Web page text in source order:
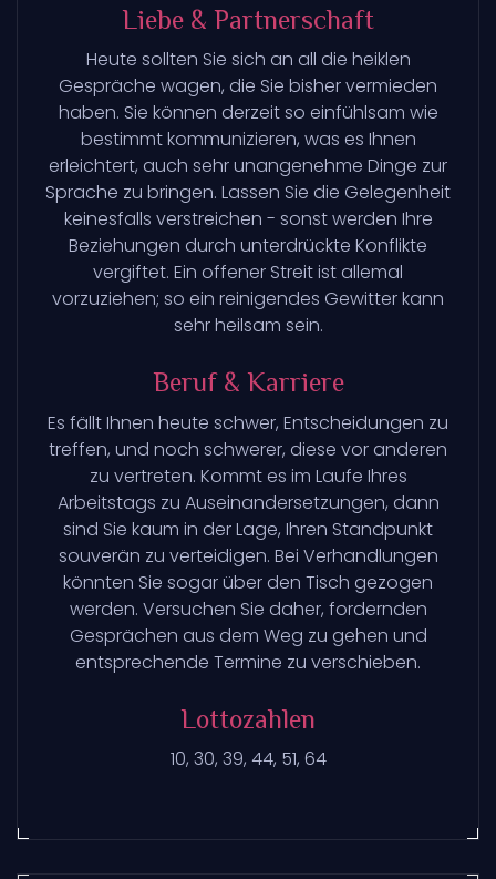
Liebe & Partnerschaft
Heute sollten Sie sich an all die heiklen
Gespräche wagen, die Sie bisher vermieden
haben. Sie können derzeit so einfühlsam wie
bestimmt kommunizieren, was es Ihnen
erleichtert, auch sehr unangenehme Dinge zur
Sprache zu bringen. Lassen Sie die Gelegenheit
keinesfalls verstreichen - sonst werden Ihre
Beziehungen durch unterdrückte Konflikte
vergiftet. Ein offener Streit ist allemal
vorzuziehen; so ein reinigendes Gewitter kann
sehr heilsam sein.
Beruf & Karriere
Es fällt Ihnen heute schwer, Entscheidungen zu
treffen, und noch schwerer, diese vor anderen
zu vertreten. Kommt es im Laufe Ihres
Arbeitstags zu Auseinandersetzungen, dann
sind Sie kaum in der Lage, Ihren Standpunkt
souverän zu verteidigen. Bei Verhandlungen
könnten Sie sogar über den Tisch gezogen
werden. Versuchen Sie daher, fordernden
Gesprächen aus dem Weg zu gehen und
entsprechende Termine zu verschieben.
Lottozahlen
10, 30, 39, 44, 51, 64